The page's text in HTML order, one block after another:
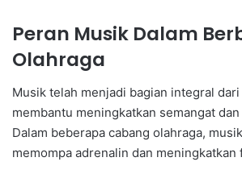
Peran Musik Dalam
Olahraga
Musik telah menjadi bagian integral
membantu meningkatkan semangat
Dalam beberapa cabang olahraga,
memompa adrenalin dan meningkatkan